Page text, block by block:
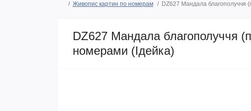
Живопис картин по номерам DZ627 Мандала благополуччя
DZ627 Мандала благополуччя
номерами (Ідейка)